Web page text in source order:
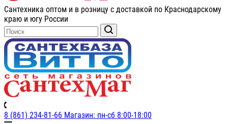
Сантехника оптом и в розницу с доставкой по Краснодарскому
краю и югу России
8 (861) 234-81-66 Магазин: пн-сб 8:00-18:00